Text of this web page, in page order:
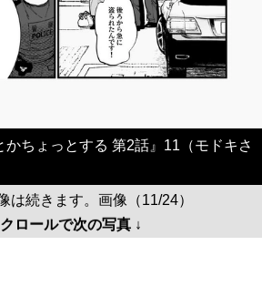
かちょっとする 第2話』11（モドキさ
は続きます。画像（11/24）
ロールで次の写真 ↓